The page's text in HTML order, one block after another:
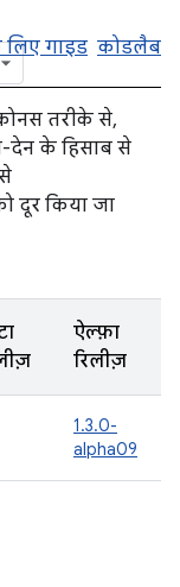
गाइड कोडलैब
तरीके से,
देन के हिसाब से
दूर किया जा
ऐल्फ़ा
रिलीज़
1.3.0-
alpha09